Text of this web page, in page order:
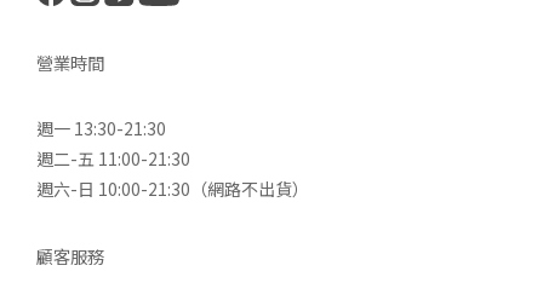
營業時間
週一 13:30-21:30
週二-五 11:00-21:30
週六-日 10:00-21:30（網路不出貨）
顧客服務